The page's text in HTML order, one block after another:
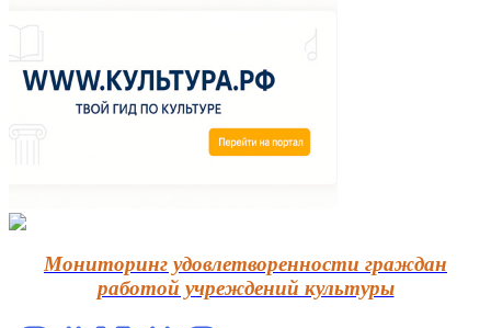
Мониторинг удовлетворенности граждан
работой учреждений культуры